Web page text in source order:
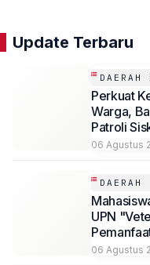
Update Terbaru
DAERAH
Perkuat
Warga,
Patroli
06 Agustus
DAERAH
UPN
Desa
06 Agustus